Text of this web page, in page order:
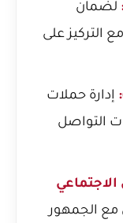
لضمان
التركيز على
إدارة حملات
التواصل
مع الجمهور